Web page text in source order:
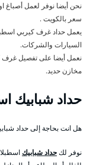
نحن أيضا نوفر لعمل
سعر بالكويت .
يعمل حداد غرف كيربي
السيارات والشركات.
نعمل أيضا على تفصيل
مخازن حديد.
حداد شبابيك
هل انت بحاجة إلى حداد
نوفر لكحداد شبابيك